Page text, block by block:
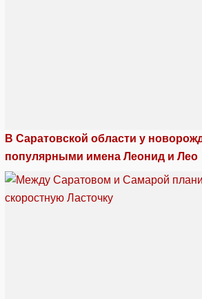
В Саратовской области у
популярными имена Леонид и Лео